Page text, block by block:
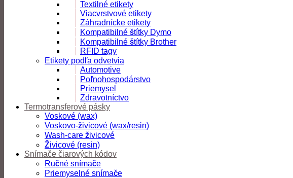
Textilné etikety
Viacvrstvové etikety
Záhradnícke etikety
Kompatibilné štítky Dymo
Kompatibilné štítky Brother
RFID tagy
Etikety podľa odvetvia
Automotive
Poľnohospodárstvo
Priemysel
Zdravotníctvo
Termotransferové pásky
Voskové (wax)
Voskovo-živicové (wax/resin)
Wash-care živicové
Živicové (resin)
Snímače čiarových kódov
Ručné snímače
Priemyselné snímače